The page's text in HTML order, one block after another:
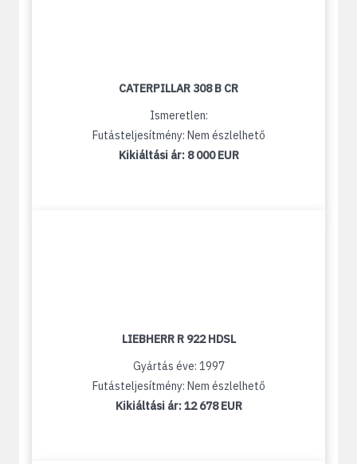
CATERPILLAR 308 B CR
Ismeretlen:
Futásteljesítmény: Nem észlelhető
Kikiáltási ár: 8 000 EUR
LIEBHERR R 922 HDSL
Gyártás éve: 1997
Futásteljesítmény: Nem észlelhető
Kikiáltási ár:12 678 EUR